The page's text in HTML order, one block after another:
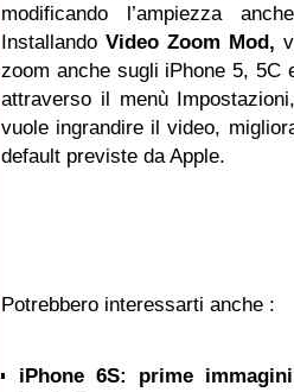
modificando l’ampiezza
Installando Video Zoom Mod,
zoom anche sugli iPhone 5, 5C
attraverso il menù
vuole ingrandire il video,
default previste da Apple.
Potrebbero interessarti anche :
iPhone 6S: prime